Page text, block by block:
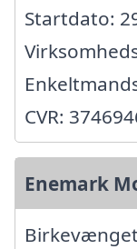
Startdato:
CVR:
Enemark